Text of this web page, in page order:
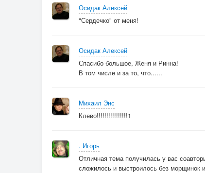
Осидак Алексей
"Сердечко" от меня!
Осидак Алексей
Спасибо большое, Женя и Ринна!
В том числе и за то, что......
Михаил Энс
Клево!!!!!!!!!!!!!!!!1
. Игорь
Отличная тема получилась у вас
сложилось и выстроилось без морщинок